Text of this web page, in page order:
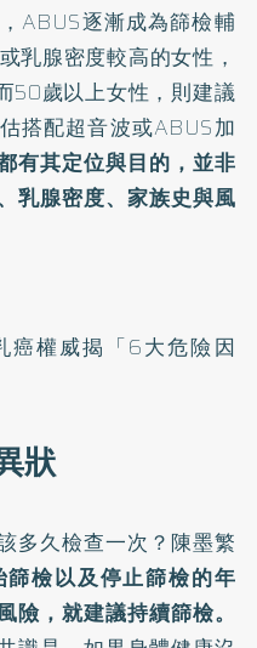
ABUS逐漸成為篩檢輔
乳腺密度較高的女性，
50歲以上女性，則建議
搭配超音波或ABUS加
有其定位與目的，並非
乳腺密度、家族史與風
癌權威揭「6大危險因
狀
多久檢查一次？陳墨繁
檢以及停止篩檢的年
險，就建議持續篩檢。